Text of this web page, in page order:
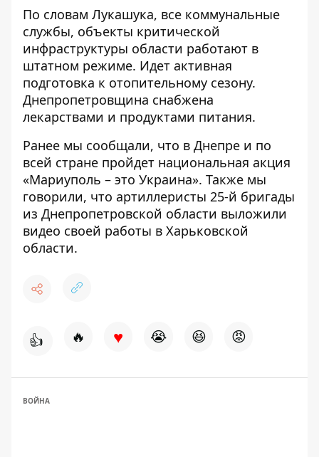
По словам Лукашука, все коммунальные
службы, объекты критической
инфраструктуры области работают в
штатном режиме. Идет активная
подготовка к отопительному сезону.
Днепропетровщина снабжена
лекарствами и продуктами питания.
Ранее мы сообщали, что в Днепре и по
всей стране пройдет национальная акция
«Мариуполь – это Украина». Также мы
говорили, что артиллеристы 25-й бригады
из Днепропетровской области выложили
видео своей работы в Харьковской
области.
👍 🔥 ♥ 😭 😆 😡
ВОЙНА